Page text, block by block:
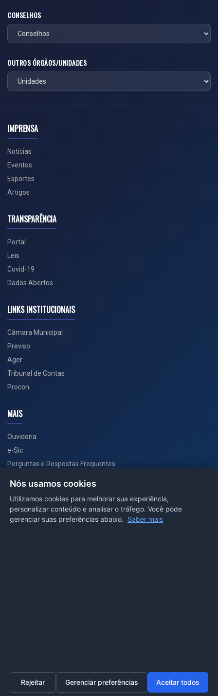
Home Transparência SIC Ouvidoria
CONSELHOS
OUTROS ÓRGÃOS/UNIDADES
IMPRENSA
Notícias
Eventos
Esportes
Artigos
TRANSPARÊNCIA
Portal
Leis
Covid-19
Dados Abertos
LINKS INSTITUCIONAIS
Câmara Municipal
Previso
Ager
Tribunal de Contas
Procon
MAIS
Ouvidoria
e-Sic
Perguntas e Respostas Frequentes
PORTAL COVID-19
Nós usamos cookies
Utilizamos cookies para melhorar sua experiência,
personalizar conteúdo e analisar o tráfego. Você pode
gerenciar suas preferências abaixo. Saber mais
Rejeitar Gerenciar preferências Aceitar todos